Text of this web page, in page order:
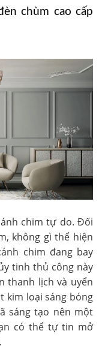
chùm cao cấp
chim tự do. Đối
không gì thể hiện
chim đang bay
tinh thủ công này
thanh lịch và uyển
kim loại sáng bóng
sáng tạo nên một
có thể tự tin mở